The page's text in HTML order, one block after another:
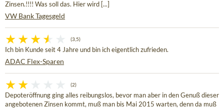
Zinsen.!!!! Was soll das. Hier wird [...]
VW Bank Tagesgeld
(3,5)
Ich bin Kunde seit 4 Jahre und bin ich eigentlich zufrieden.
ADAC Flex-Sparen
(2)
Depoteröffnung ging alles reibungslos, bevor man aber in den Genuß dieser
angebotenen Zinsen kommt, muß man bis Mai 2015 warten, denn da muß